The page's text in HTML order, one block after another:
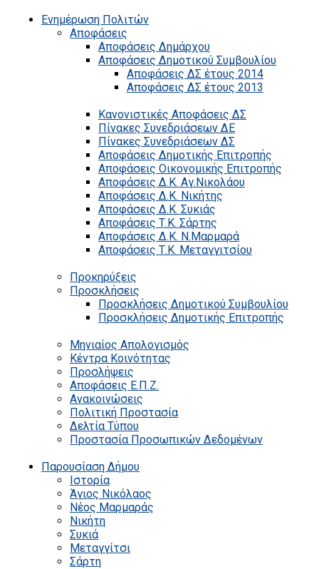
Ενημέρωση Πολιτών
Αποφάσεις
Αποφάσεις Δημάρχου
Αποφάσεις Δημοτικού Συμβουλίου
Αποφάσεις ΔΣ έτους 2014
Αποφάσεις ΔΣ έτους 2013
Κανονιστικές Αποφάσεις ΔΣ
Πίνακες Συνεδριάσεων ΔΕ
Πίνακες Συνεδριάσεων ΔΣ
Αποφάσεις Δημοτικής Επιτροπής
Αποφάσεις Οικονομικής Επιτροπής
Αποφάσεις Δ.Κ. Αγ.Νικολάου
Αποφάσεις Δ.Κ. Νικήτης
Αποφάσεις Δ.Κ. Συκιάς
Αποφάσεις Τ.Κ. Σάρτης
Αποφάσεις Δ.Κ. Ν.Μαρμαρά
Αποφάσεις Τ.Κ. Μεταγγιτσίου
Προκηρύξεις
Προσκλήσεις
Προσκλήσεις Δημοτικού Συμβουλίου
Προσκλήσεις Δημοτικής Επιτροπής
Μηνιαίος Απολογισμός
Κέντρα Κοινότητας
Προσλήψεις
Αποφάσεις Ε.Π.Ζ.
Ανακοινώσεις
Πολιτική Προστασία
Δελτία Τύπου
Προστασία Προσωπικών Δεδομένων
Παρουσίαση Δήμου
Ιστορία
Άγιος Νικόλαος
Νέος Μαρμαράς
Νικήτη
Συκιά
Μεταγγίτσι
Σάρτη